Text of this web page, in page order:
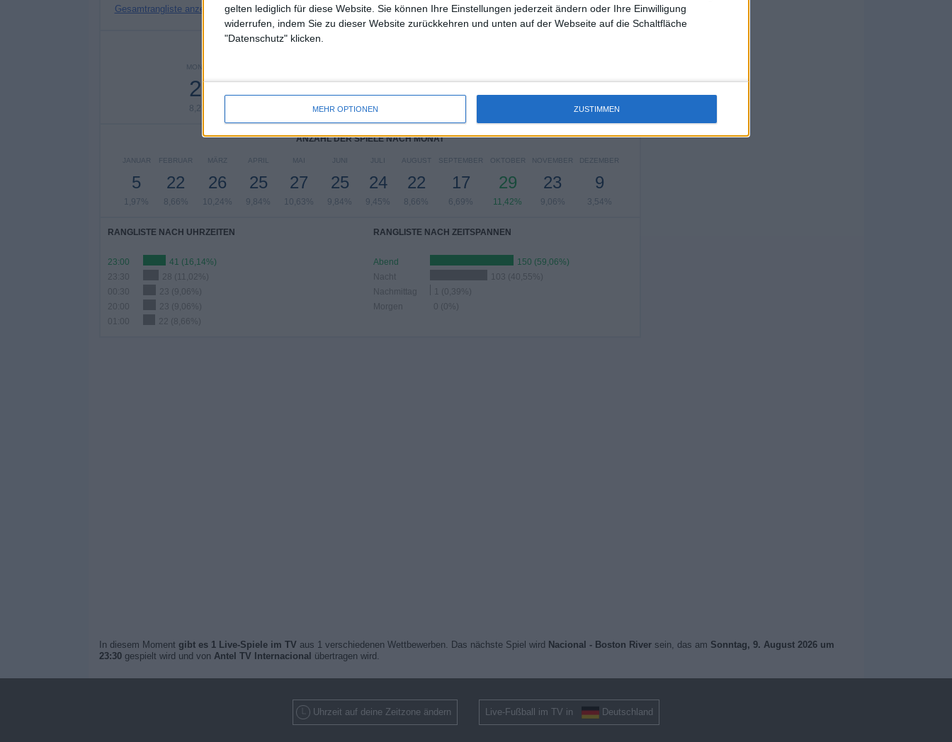
gelten lediglich für diese Website. Sie können Ihre Einstellungen jederzeit ändern oder Ihre Einwilligung
widerrufen, indem Sie zu dieser Website zurückkehren und unten auf der Webseite auf die Schaltfläche
"Datenschutz" klicken.
MEHR OPTIONEN ZUSTIMMEN
Gesamtrangliste anzeigen Gesamtrangliste anzeigen
MONTAG
21
8,27%
7 21
8,27%
19
7,48%
17 76 93
ANZAHL DER SPIELE NACH MONAT
JANUAR
5
1,97%
FEBRUAR
22
8,66%
MÄRZ
26
10,24%
APRIL
25
9,84%
MAI
27
10,63%
JUNI
25
9,84%
JULI
24
9,45%
AUGUST
22
8,66%
SEPTEMBER
17
6,69%
OKTOBER
29
11,42%
NOVEMBER
23
9,06%
DEZEMBER
9
3,54%
RANGLISTE NACH UHRZEITEN
23:00
41 (16,14%)
23:30
28 (11,02%)
00:30
23 (9,06%)
20:00
23 (9,06%)
22 (8,66%)
RANGLISTE NACH ZEITSPANNEN
Abend
150 (59,06%)
Nacht
103 (40,55%)
Nachmittag
1 (0,39%)
Morgen
0 (0%)
In diesem Moment gibt es 1 Live-Spiele im TV aus 1 verschiedenen Wettbewerben. Das nächste Spiel wird Nacional - Boston Riversein, das am Sonntag, 9. August 2026 um
23:30gespielt wird und von Antel TV Internacional übertragen wird.
Uhrzeit auf deine Zeitzone ändern Live-Fußball im TV in Deutschland